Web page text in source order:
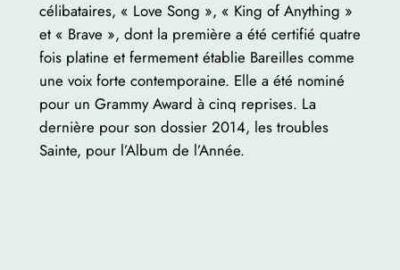
célibataires, « Love Song », « King of Anything »
et « Brave », dont la première a été certifié quatre
fois platine et fermement établie Bareilles comme
une voix forte contemporaine. Elle a été nominé
pour un Grammy Award à cinq reprises. La
dernière pour son dossier 2014, les troubles
Sainte, pour l’Album de l’Année.